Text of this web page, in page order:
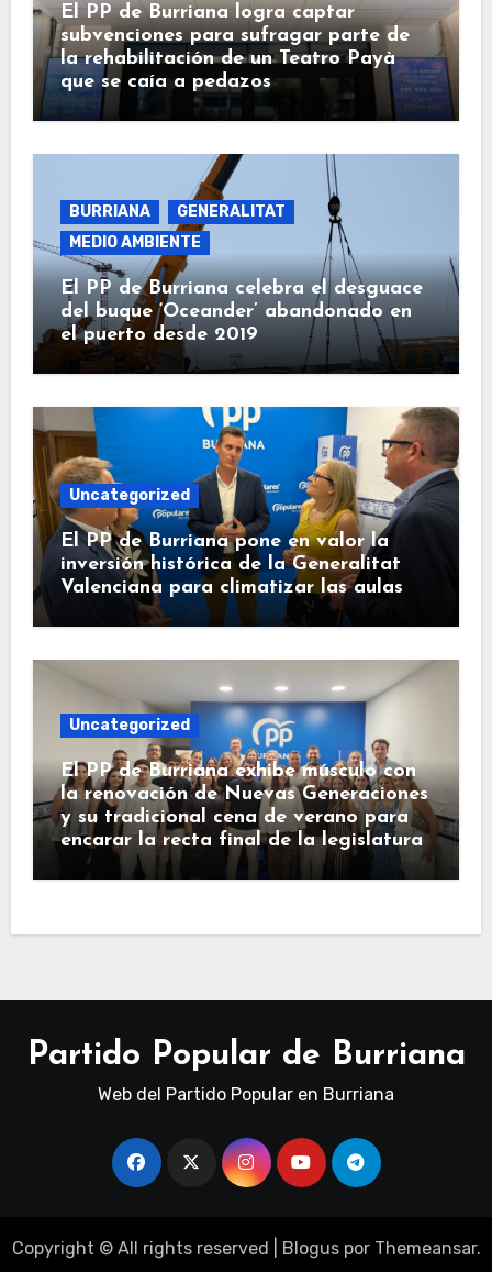
El PP de Burriana logra captar
subvenciones para sufragar parte de
la rehabilitación de un Teatro Payà
que se caía a pedazos
BURRIANA
GENERALITAT
MEDIO AMBIENTE
El PP de Burriana celebra el desguace
del buque ‘Oceander’ abandonado en
el puerto desde 2019
Uncategorized
El PP de Burriana pone en valor la
inversión histórica de la Generalitat
Valenciana para climatizar las aulas
Uncategorized
El PP de Burriana exhibe músculo con
la renovación de Nuevas Generaciones
y su tradicional cena de verano para
encarar la recta final de la legislatura
Partido Popular de Burriana
Web del Partido Popular en Burriana
Copyright © All rights reserved Bloguspor Themeansar.